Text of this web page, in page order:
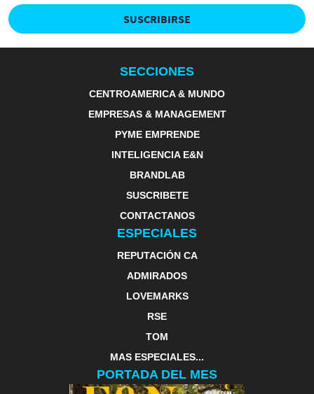
SUSCRIBIRSE
SECCIONES
CENTROAMERICA & MUNDO
EMPRESAS & MANAGEMENT
PYME EMPRENDE
INTELIGENCIA E&N
BRANDLAB
SUSCRIBETE
CONTACTANOS
ESPECIALES
REPUTACIÓN CA
ADMIRADOS
LOVEMARKS
RSE
TOM
MAS ESPECIALES...
PORTADA DEL MES